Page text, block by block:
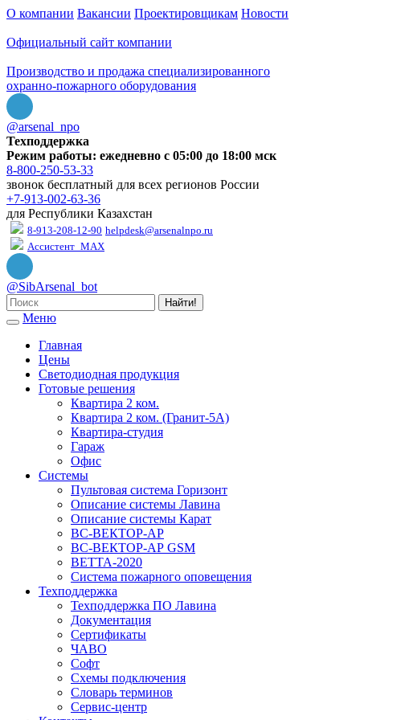
О компании Вакансии Проектировщикам Новости
Официальный сайт компании
Производство и продажа специализированного
охранно-пожарного оборудования
@arsenal_npo
Техподдержка
Режим работы: ежедневно с 05:00 до 18:00 мск
8-800-250-53-33
звонок бесплатный для всех регионов России
+7-913-002-63-36
для Республики Казахстан
8-913-208-12-90 helpdesk@arsenalnpo.ru
Ассистент_MAX
@SibArsenal_bot
Найти!
Меню
Главная
Цены
Светодиодная продукция
Готовые решения
Квартира 2 ком.
Квартира 2 ком. (Гранит-5А)
Квартира-студия
Гараж
Офис
Системы
Пультовая система Горизонт
Описание системы Лавина
Описание системы Карат
ВС-ВЕКТОР-АР
ВС-ВЕКТОР-АР GSM
ВЕТТА-2020
Система пожарного оповещения
Техподдержка
Техподдержка ПО Лавина
Документация
Сертификаты
ЧАВО
Софт
Схемы подключения
Словарь терминов
Сервис-центр